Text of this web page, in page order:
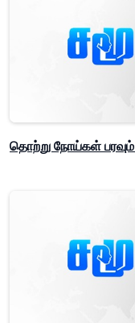
தொற்று நோய்கள் பரவும்